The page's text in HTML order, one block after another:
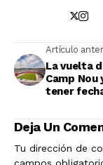
Artículo
La vuelta
Camp Nou
tener
Deja Un
Tu dirección de
campos